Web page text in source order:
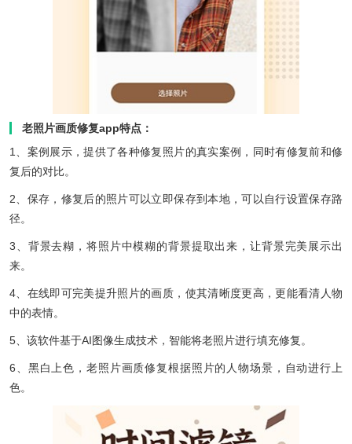
老照片画质修复app特点：
1、案例展示，提供了各种修复照片的真实案例，同时有修复前和修
复后的对比。
2、保存，修复后的照片可以立即保存到本地，可以自行设置保存路
径。
3、背景去糊，将照片中模糊的背景提取出来，让背景完美展示出
来。
4、在线即可完美提升照片的画质，使其清晰度更高，更能看清人物
中的表情。
5、该软件基于AI图像生成技术，智能将老照片进行填充修复。
6、黑白上色，老照片画质修复根据照片的人物场景，自动进行上
色。